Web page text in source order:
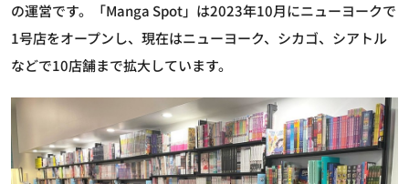
の運営です。「Manga Spot」は2023年10月にニューヨークで
1号店をオープンし、現在はニューヨーク、シカゴ、シアトル
などで10店舗まで拡大しています。